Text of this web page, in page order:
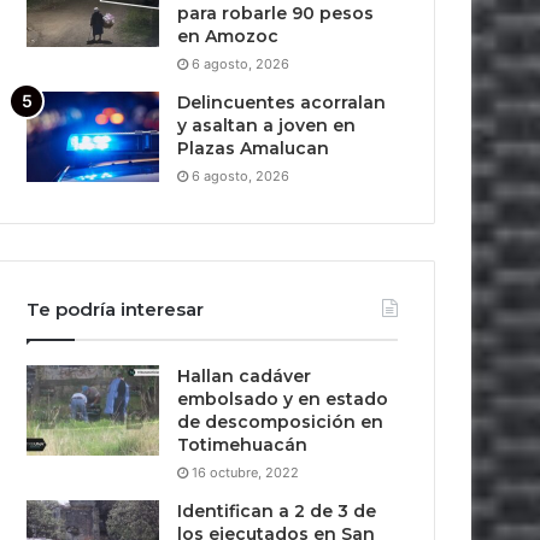
para robarle 90 pesos
en Amozoc
6 agosto, 2026
Delincuentes acorralan
y asaltan a joven en
Plazas Amalucan
6 agosto, 2026
Te podría interesar
Hallan cadáver
embolsado y en estado
de descomposición en
Totimehuacán
16 octubre, 2022
Identifican a 2 de 3 de
los ejecutados en San